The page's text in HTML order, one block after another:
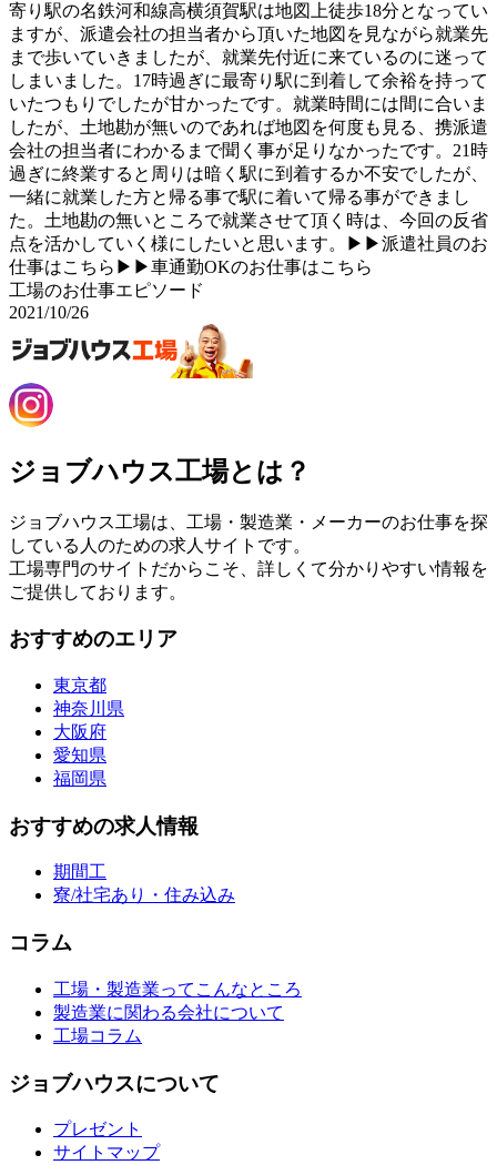
寄り駅の名鉄河和線高横須賀駅は地図上徒歩18分となってい
ますが、派遣会社の担当者から頂いた地図を見ながら就業先
まで歩いていきましたが、就業先付近に来ているのに迷って
しまいました。17時過ぎに最寄り駅に到着して余裕を持って
いたつもりでしたが甘かったです。就業時間には間に合いま
したが、土地勘が無いのであれば地図を何度も見る、携派遣
会社の担当者にわかるまで聞く事が足りなかったです。21時
過ぎに終業すると周りは暗く駅に到着するか不安でしたが、
一緒に就業した方と帰る事で駅に着いて帰る事ができまし
た。土地勘の無いところで就業させて頂く時は、今回の反省
点を活かしていく様にしたいと思います。▶▶派遣社員のお
仕事はこちら▶▶車通勤OKのお仕事はこちら
工場のお仕事エピソード
2021/10/26
ジョブハウス工場とは？
ジョブハウス工場は、工場・製造業・メーカーのお仕事を探
している人のための求人サイトです。
工場専門のサイトだからこそ、詳しくて分かりやすい情報を
ご提供しております。
おすすめのエリア
東京都
神奈川県
大阪府
愛知県
福岡県
おすすめの求人情報
期間工
寮/社宅あり・住み込み
コラム
工場・製造業ってこんなところ
製造業に関わる会社について
工場コラム
ジョブハウスについて
プレゼント
サイトマップ